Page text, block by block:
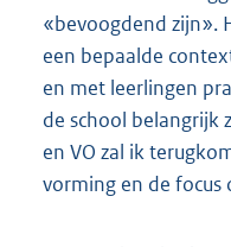
«bevoogdend zijn».
een bepaalde
en met leerlingen
de school belangrijk
en VO zal ik
vorming en de focus